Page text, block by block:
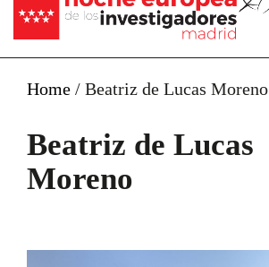
Home / Beatriz de Lucas Moreno
Beatriz de Lucas
Moreno